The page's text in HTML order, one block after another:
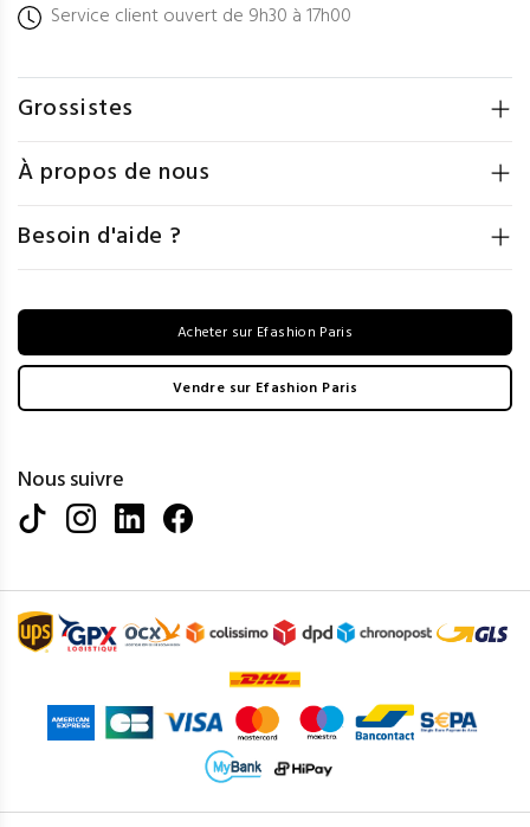
Service client ouvert de 9h30 à 17h00
Grossistes
À propos de nous
Besoin d'aide ?
Acheter sur Efashion Paris
Vendre sur Efashion Paris
Nous suivre